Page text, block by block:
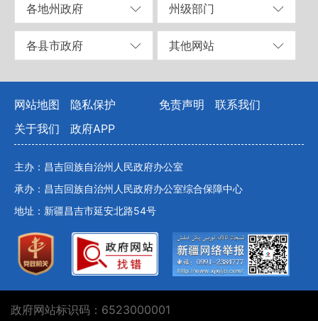
各地州政府 州级部门
各县市政府 其他网站
网站地图 隐私保护 免责声明
联系我们
关于我们
政府APP
主办：昌吉回族自治州人民政府办公室
承办：昌吉回族自治州人民政府办公室综合保障中心
地址：新疆昌吉市延安北路54号
政府网站标识码：6523000001